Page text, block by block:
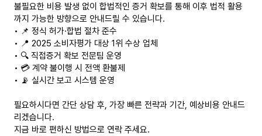
불필요한 비용 발생 없이 합법적인 증거 확보를 통해 이후 법적 활용
까지 가능한 방향으로 안내드릴 수 있습니다.
• 📌 정식 허가·합법 절차 준수
• 📍 2025 소비자평가 대상 1위 수상 업체
• 🔍 직접증거 확보 전문팀 운영
• 💳 계약 불이행 시 전액 환불제
• 📡 실시간 보고 시스템 운영
필요하시다면 간단 상담 후, 가장 빠른 전략과 기간, 예상비용 안내드
리겠습니다.
지금 바로 편하신 방법으로 연락 주세요.